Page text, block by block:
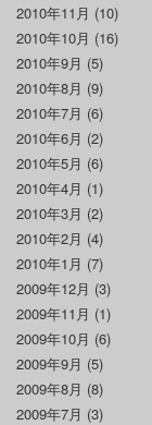
2010年11月 (10)
2010年10月 (16)
2010年9月 (5)
2010年8月 (9)
2010年7月 (6)
2010年6月 (2)
2010年5月 (6)
2010年4月 (1)
2010年3月 (2)
2010年2月 (4)
2010年1月 (7)
2009年12月 (3)
2009年11月 (1)
2009年10月 (6)
2009年9月 (5)
2009年8月 (8)
2009年7月 (3)